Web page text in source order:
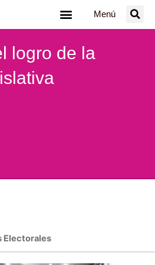
Menú
logro de la
Electorales